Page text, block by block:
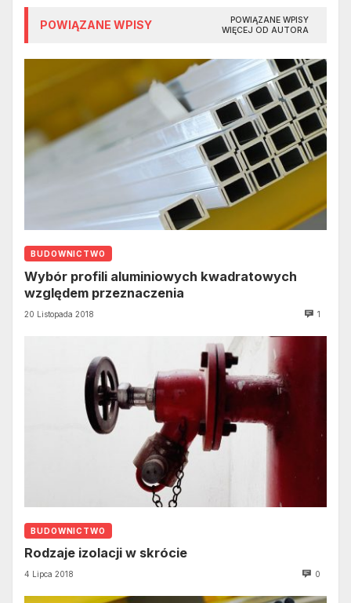
POWIĄZANE WPISY
POWIĄZANE WPISY
WIĘCEJ OD AUTORA
BUDOWNICTWO
Wybór profili aluminiowych kwadratowych
względem przeznaczenia
20 Listopada 2018 1
BUDOWNICTWO
Rodzaje izolacji w skrócie
4 Lipca 2018 0